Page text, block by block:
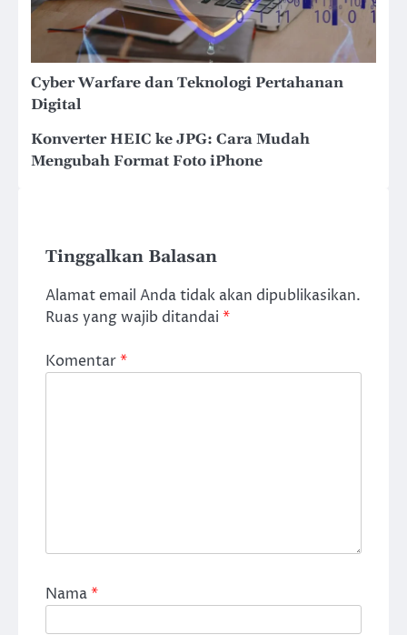
Cyber Warfare dan Teknologi Pertahanan
Digital
Konverter HEIC ke JPG: Cara Mudah
Mengubah Format Foto iPhone
Tinggalkan Balasan
Alamat email Anda tidak akan dipublikasikan.
Ruas yang wajib ditandai *
Komentar*
Nama*